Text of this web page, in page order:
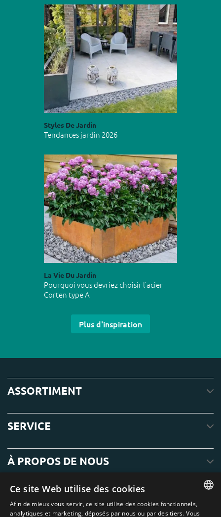
Styles De Jardin
Tendances jardin 2026
La Vie Du Jardin
Pourquoi vous devriez choisir l’acier
Corten type A
Plus d'inspiration
ASSORTIMENT
SERVICE
À PROPOS DE NOUS
ENGLISH
Ce site Web utilise des cookies
Afin de mieux vous servir, ce site utilise des cookies fonctionnels,
analytiques et marketing, déposés par nous ou par des tiers. Vous